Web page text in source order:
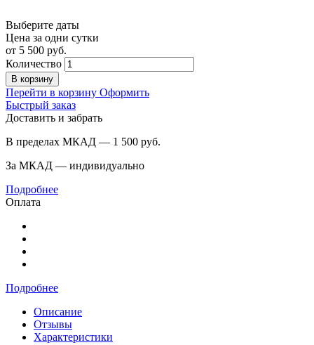
Выберите даты
Цена за одни сутки
от 5 500 руб.
Количество
В корзину
Перейти в корзину Оформить
Быстрый заказ
Доставить и забрать
В пределах МКАД — 1 500 руб.
За МКАД — индивидуально
Подробнее
Оплата
Подробнее
Описание
Отзывы
Характеристики